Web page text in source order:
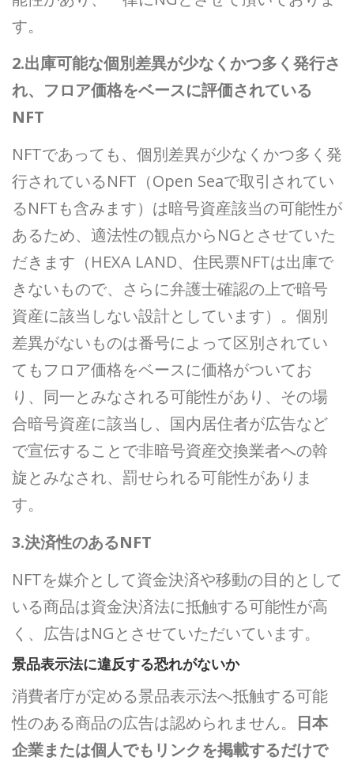
す。
2.出庫可能な個別差異が少なくかつ多く発行さ
れ、フロア価格をベースに評価されている
NFT
NFTであっても、個別差異が少なくかつ多く発
行されているNFT（Open Seaで取引されてい
るNFTも含みます）は暗号資産該当の可能性が
あるため、適法性の観点からNGとさせていた
だきます（HEXA LAND、住民票NFTは出庫で
きないもので、さらに弁護士確認の上で暗号
資産に該当しない設計としています）。個別
差異がないものは番号によって区別されてい
てもフロア価格をベースに価格がついてお
り、同一とみなされる可能性があり、その場
合暗号資産に該当し、国内居住者が広告など
で宣伝することで非暗号資産交換業者への斡
旋とみなされ、罰せられる可能性がありま
す。
3.決済性のあるNFT
NFTを媒介として資金決済や移動の目的として
いる商品は資金決済法に抵触する可能性が高
く、広告はNGとさせていただいています。
景品表示法に違反する恐れがないか
消費者庁が定める景品表示法へ抵触する可能
性のある商品の広告は認められません。 日本
企業または個人でもリンクを掲載するだけで